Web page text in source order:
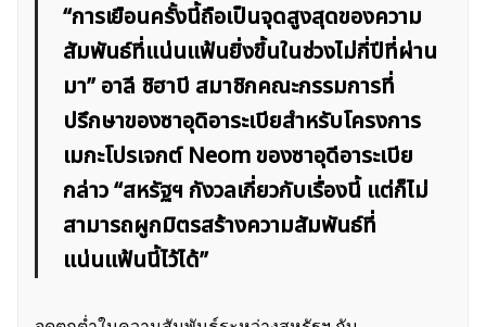
“การเยือนครั้งนี้ถือเป็นจุดสูงสุดของความ
สัมพันธ์ที่แน่นแฟ้นยิ่งขึ้นในช่วงไม่กี่ปีที่ผ่าน
มา” อาลี ชิฮาบี สมาชิกคณะกรรมการที่
ปรึกษาของซาอุดิอาระเบียสำหรับโครงการ
เมกะโปรเจกต์ Neom ของซาอุดีอาระเบีย
กล่าว “สหรัฐฯ กังวลเกี่ยวกับเรื่องนี้ แต่ก็ไม่
สามารถผูกมิตรสร้างความสัมพันธ์ที่
แน่นแฟ้นนี้ไว้ได้”